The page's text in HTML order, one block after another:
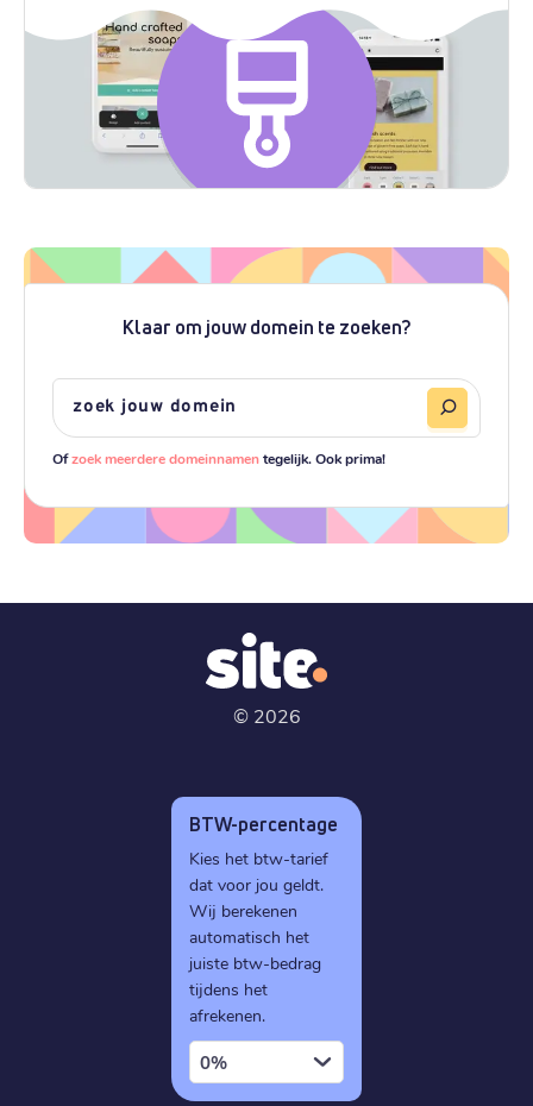
Klaar om jouw domein te zoeken?
Ofzoek meerdere domeinnamentegelijk. Ook prima!
© 2026
BTW-percentage
Kies het btw-tarief
dat voor jou geldt.
Wij berekenen
automatisch het
juiste btw-bedrag
tijdens het
afrekenen.
0%